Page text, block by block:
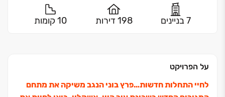
7 בניינים 198 דירות 10 קומות
על הפרויקט
לחיי התחלות חדשות…פרץ בוני הנגב משיקה את מתחם